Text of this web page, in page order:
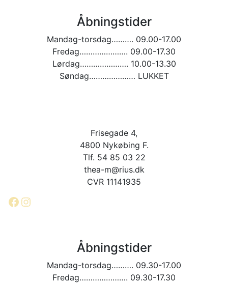
Åbningstider
Mandag-torsdag………. 09.00-17.00
Fredag…………………. 09.00-17.30
Lørdag…………………. 10.00-13.30
Søndag………………… LUKKET
Frisegade 4,
4800 Nykøbing F.
Tlf. 54 85 03 22
thea-m@rius.dk
CVR 11141935
Facebook
Instagram
Åbningstider
Mandag-torsdag………. 09.30-17.00
Fredag…………………. 09.30-17.30